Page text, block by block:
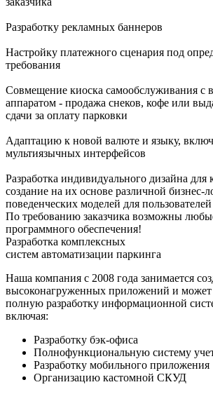
Разработку рекламных баннеров
Настройку платежного сценария под
требования
Совмещение киоска самообслуживания с
аппаратом - продажа снеков, кофе или
сдачи за оплату парковки
Адаптацию к новой валюте и языку,
мультиязычных интерфейсов
Разработка индивидуального дизайна для
создание на их основе различной бизнес-
поведенческих моделей для пользователей
По требованию заказчика возможны
программного обеспечения!
Разработка комплексных
систем автоматизации паркинга
Наша компания с 2008 года занимается
высоконагруженных приложений и может
полную разработку информационной
включая:
Разработку бэк-офиса
Полнофункциональную систему
Разработку мобильного приложения
Организацию кастомной СКУД